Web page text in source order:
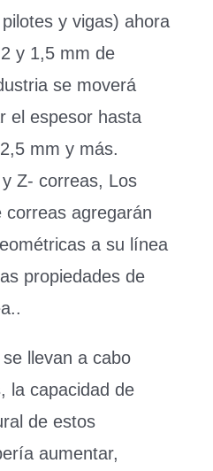
y vigas) ahora
y 1,5 mm de
se moverá
el espesor hasta
mm y más.
Z- correas, Los
correas agregarán
a su línea
propiedades de
llevan a cabo
la capacidad de
de estos
aumentar,